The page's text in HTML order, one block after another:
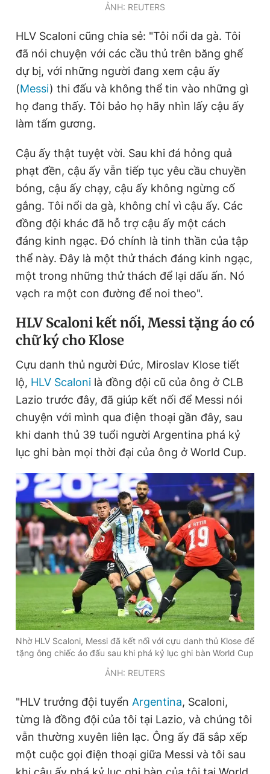
ẢNH: REUTERS
HLV Scaloni cũng chia sẻ: "Tôi nổi da gà. Tôi
đã nói chuyện với các cầu thủ trên băng ghế
dự bị, với những người đang xem cậu ấy
(Messi) thi đấu và không thể tin vào những gì
họ đang thấy. Tôi bảo họ hãy nhìn lấy cậu ấy
làm tấm gương.
Cậu ấy thật tuyệt vời. Sau khi đá hỏng quả
phạt đền, cậu ấy vẫn tiếp tục yêu cầu chuyền
bóng, cậu ấy chạy, cậu ấy không ngừng cố
gắng. Tôi nổi da gà, không chỉ vì cậu ấy. Các
đồng đội khác đã hỗ trợ cậu ấy một cách
đáng kinh ngạc. Đó chính là tinh thần của tập
thể này. Đây là một thử thách đáng kinh ngạc,
một trong những thử thách để lại dấu ấn. Nó
vạch ra một con đường để noi theo".
HLV Scaloni kết nối, Messi tặng áo có
chữ ký cho Klose
Cựu danh thủ người Đức, Miroslav Klose tiết
lộ, HLV Scaloni là đồng đội cũ của ông ở CLB
Lazio trước đây, đã giúp kết nối để Messi nói
chuyện với mình qua điện thoại gần đây, sau
khi danh thủ 39 tuổi người Argentina phá kỷ
lục ghi bàn mọi thời đại của ông ở World Cup.
Nhờ HLV Scaloni, Messi đã kết nối với cựu danh thủ Klose để
tặng ông chiếc áo đấu sau khi phá kỷ lục ghi bàn World Cup
ẢNH: REUTERS
"HLV trưởng đội tuyển Argentina, Scaloni,
từng là đồng đội của tôi tại Lazio, và chúng tôi
vẫn thường xuyên liên lạc. Ông ấy đã sắp xếp
một cuộc gọi điện thoại giữa Messi và tôi sau